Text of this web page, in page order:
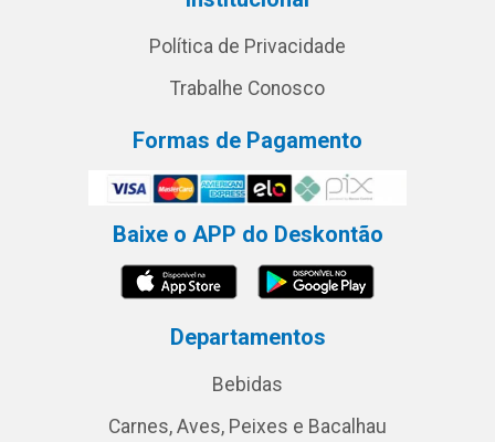
Política de Privacidade
Trabalhe Conosco
Formas de Pagamento
Baixe o APP do Deskontão
Departamentos
Bebidas
Carnes, Aves, Peixes e Bacalhau